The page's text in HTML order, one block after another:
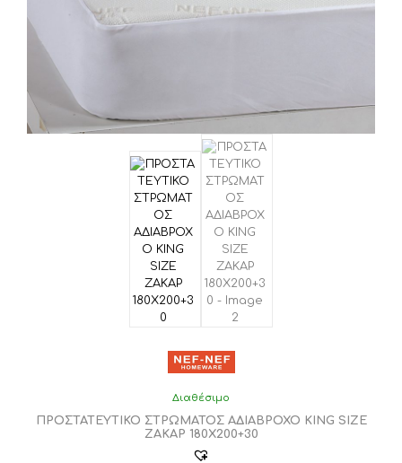
Διαθέσιμο
ΠΡΟΣΤΑΤΕΥΤΙΚΟ ΣΤΡΩΜΑΤΟΣ ΑΔΙΑΒΡΟΧΟ KING SIZE
ΖΑΚΑΡ 180Χ200+30